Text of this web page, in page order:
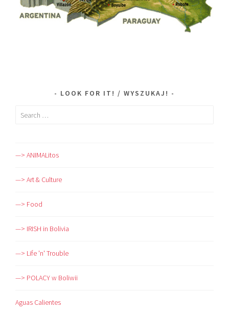
LOOK FOR IT! / WYSZUKAJ!
Search
—> ANIMALitos
—> Art & Culture
—> Food
—> IRISH in Bolivia
—> Life 'n' Trouble
—> POLACY w Boliwii
Aguas Calientes